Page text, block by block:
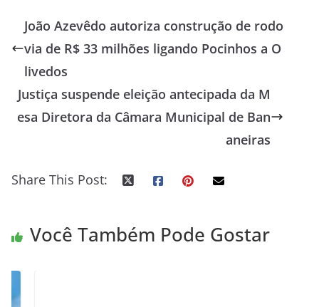
João Azevêdo autoriza construção de rodo
via de R$ 33 milhões ligando Pocinhos a O
livedos
Justiça suspende eleição antecipada da M
esa Diretora da Câmara Municipal de Ban
aneiras
Share This Post:
Você Também Pode Gostar